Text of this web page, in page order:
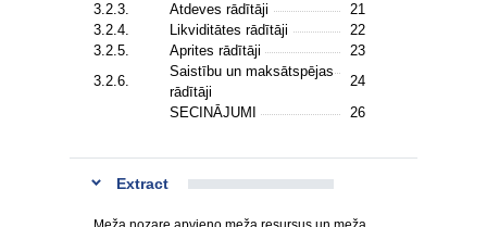
3.2.3.
Atdeves rādītāji
21
3.2.4.
Likviditātes rādītāji
22
3.2.5.
Aprites rādītāji
23
3.2.6.
Saistību un maksātspējas
rādītāji
24
SECINĀJUMI
26
Extract